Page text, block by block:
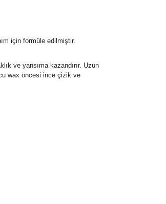
için formüle edilmiştir.
ve yansıma kazandırır. Uzun
wax öncesi ince çizik ve